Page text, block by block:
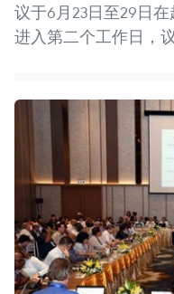
议于6月23日至29日
进入第二个工作日，